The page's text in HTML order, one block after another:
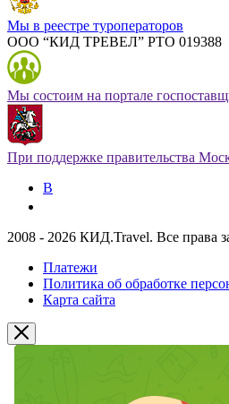
Мы в реестре туроператоров
ООО “КИД ТРЕВЕЛ” РТО 019388
Мы состоим на портале
При поддержке правительства
В
2008 - 2026 КИД.Travel. Все права
Платежи
Политика об обработке
Карта сайта